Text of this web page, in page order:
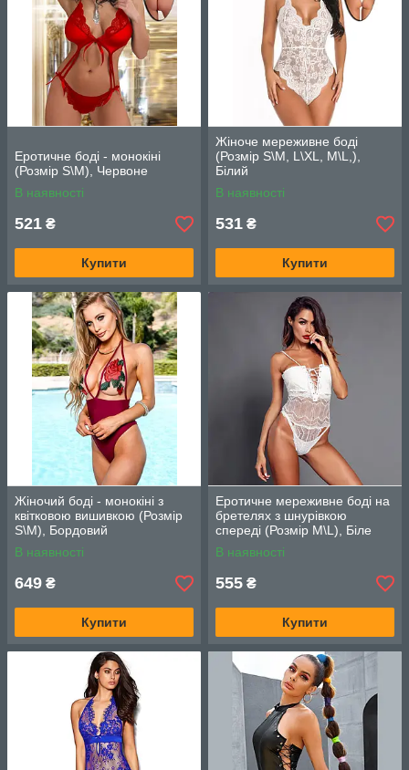
Еротичне боді - монокіні
(Розмір S\M), Червоне
В наявності
521 ₴
Купити
Жіноче мереживне боді
(Розмір S\M, L\XL, M\L,),
Білий
В наявності
531 ₴
Купити
Жіночий боді - монокіні з
квітковою вишивкою (Розмір
S\M), Бордовий
В наявності
649 ₴
Купити
Еротичне мереживне боді на
бретелях з шнурівкою
спереді (Розмір M\L), Біле
В наявності
555 ₴
Купити